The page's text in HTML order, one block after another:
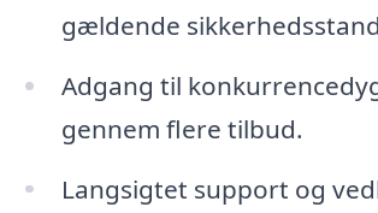
gældende
Adgang til
gennem flere tilbud.
Langsigtet support og